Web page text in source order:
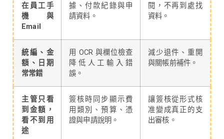
在員工手
機與
Email
據、付款紀錄與申
請資料。
閱，不再到處找
資料。
統編、金
額、日期
常常錯
用 OCR 與欄位檢查
降低人工輸入錯
誤。
減少退件、重開
與關帳前補件。
主管只看
到金額，
看不到用
途
簽核時同步顯示費
用類別、預算、憑
證與申請說明。
讓簽核從形式核
准變成真正的支
出審核。